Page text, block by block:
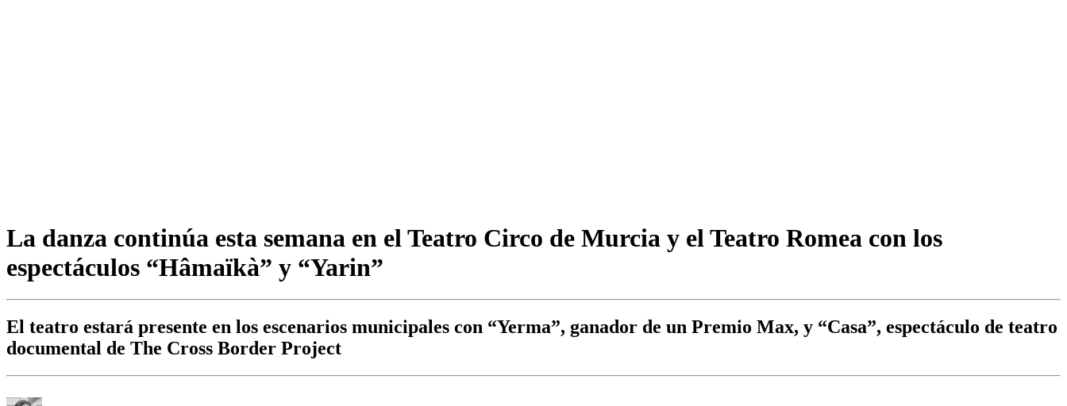
La danza continúa esta semana en el Teatro Circo de Murcia y el Teatro Romea con los
espectáculos “Hâmaïkà” y “Yarin”
El teatro estará presente en los escenarios municipales con “Yerma”, ganador de un Premio Max, y “Casa”, espectáculo de teatro
documental de The Cross Border Project